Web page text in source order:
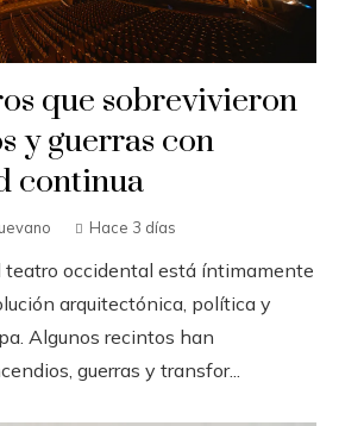
que sobrevivieron
y guerras con
continua
Hace 3 días
teatro occidental está íntimamente
arquitectónica, política y
Algunos recintos han
guerras y transfor...